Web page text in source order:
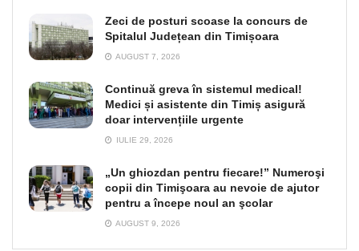
Zeci de posturi scoase la concurs de
Spitalul Județean din Timișoara
AUGUST 7, 2026
Continuă greva în sistemul medical!
Medici și asistente din Timiș asigură
doar intervențiile urgente
IULIE 29, 2026
„Un ghiozdan pentru fiecare!” Numeroşi
copii din Timişoara au nevoie de ajutor
pentru a începe noul an şcolar
AUGUST 9, 2026